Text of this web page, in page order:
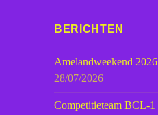
BERICHTEN
Amelandweekend 2026
28/07/2026
Competitieteam BCL-1